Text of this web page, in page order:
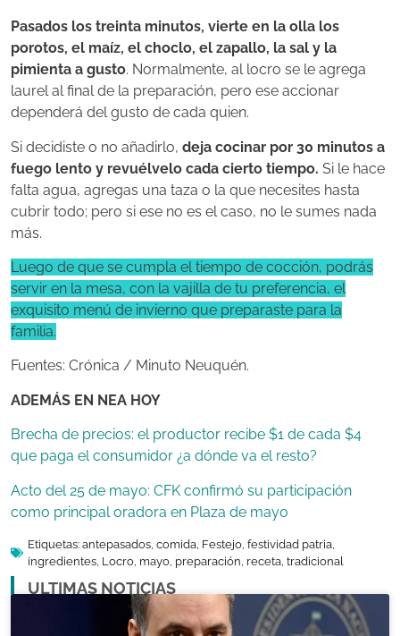
Pasados los treinta minutos, vierte en la olla los
porotos, el maíz, el choclo, el zapallo, la sal y la
pimienta a gusto. Normalmente, al locro se le agrega
laurel al final de la preparación, pero ese accionar
dependerá del gusto de cada quien.
Si decidiste o no añadirlo, deja cocinar por 30 minutos a
fuego lento y revuélvelo cada cierto tiempo. Si le hace
falta agua, agregas una taza o la que necesites hasta
cubrir todo; pero si ese no es el caso, no le sumes nada
más.
Luego de que se cumpla el tiempo de cocción, podrás
servir en la mesa, con la vajilla de tu preferencia, el
exquisito menú de invierno que preparaste para la
familia.
Fuentes: Crónica / Minuto Neuquén.
ADEMÁS EN NEA HOY
Brecha de precios: el productor recibe $1 de cada $4
que paga el consumidor ¿a dónde va el resto?
Acto del 25 de mayo: CFK confirmó su participación
como principal oradora en Plaza de mayo
Etiquetas: antepasados, comida, Festejo, festividad patria,
ingredientes, Locro, mayo, preparación, receta, tradicional
ULTIMAS NOTICIAS